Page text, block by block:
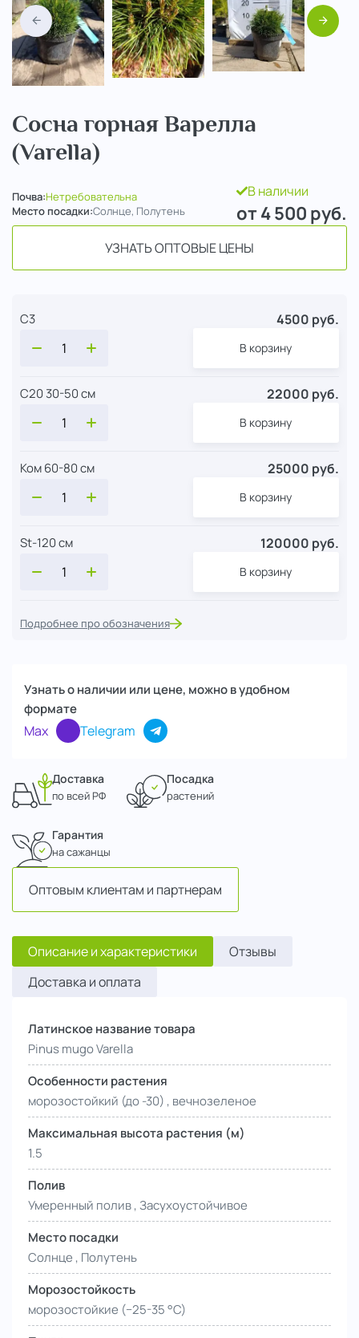
Назад Вперед
Сосна горная Варелла
(Varella)
Почва:Нетребовательна
Место посадки:Солнце, Полутень
В наличии
от 4 500 руб.
УЗНАТЬ ОПТОВЫЕ ЦЕНЫ
С3 4500 руб.
В корзину
С20 30-50 см 22000 руб.
В корзину
Ком 60-80 см 25000 руб.
В корзину
St-120 см 120000 руб.
В корзину
Подробнее про обозначения
Узнать о наличии или цене, можно в удобном
формате
Max Telegram
Доставка
по всей РФ
Посадка
растений
Гарантия
на сажанцы
Оптовым клиентам и партнерам
Описание и характеристики
Отзывы
Доставка и оплата
Латинское название товара
Pinus mugo Varella
Особенности растения
морозостойкий (до -30) , вечнозеленое
Максимальная высота растения (м)
1.5
Полив
Умеренный полив , Засухоустойчивое
Место посадки
Солнце , Полутень
Морозостойкость
морозостойкие (−25-35 °С)